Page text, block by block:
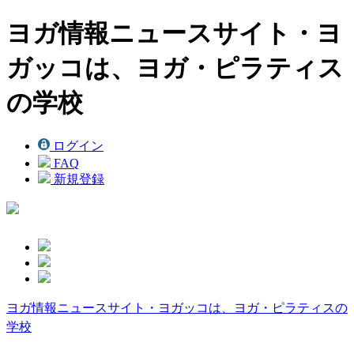
ヨガ情報ニュースサイト・ヨ
ガッコは、ヨガ・ピラティス
の学校
ログイン
FAQ
新規登録
ヨガ情報ニュースサイト・ヨガッコは、ヨガ・ピラティスの
学校